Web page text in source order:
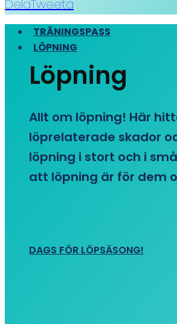
DelaTweeta
TRÄNINGSPASS
LÖPNING
Löpning
Allt om löpning! Här
löprelaterade skador
löpning i stort och i
att löpning är för dem
DAGS FÖR LÖPSÄSONG!